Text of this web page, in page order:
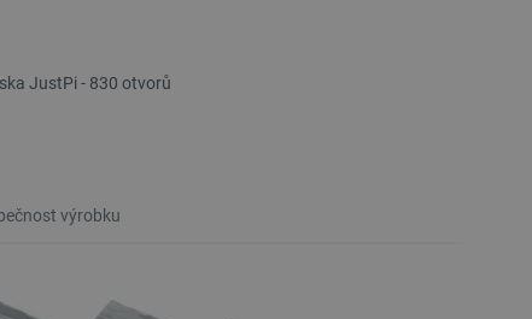
JustPi - 830 otvorů
výrobku